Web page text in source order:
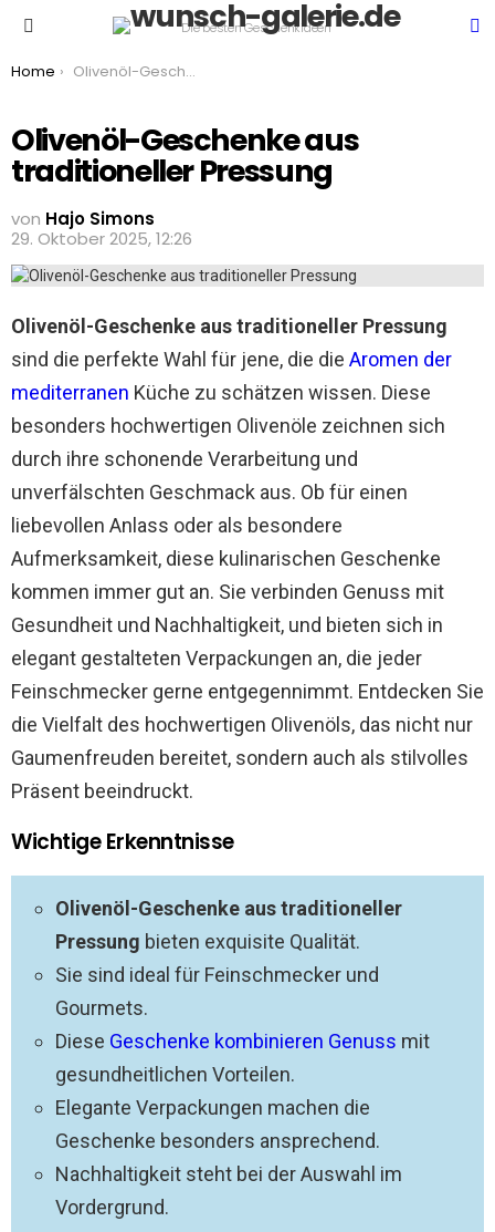
Die besten Geschenkideen
You are here:
Home Olivenöl-Geschenke aus traditioneller Pressung
Olivenöl-Geschenke aus
traditioneller Pressung
von Hajo Simons
29. Oktober 2025, 12:26
Olivenöl-Geschenke aus traditioneller Pressung
sind die perfekte Wahl für jene, die die Aromen der
mediterranen Küche zu schätzen wissen. Diese
besonders hochwertigen Olivenöle zeichnen sich
durch ihre schonende Verarbeitung und
unverfälschten Geschmack aus. Ob für einen
liebevollen Anlass oder als besondere
Aufmerksamkeit, diese kulinarischen Geschenke
kommen immer gut an. Sie verbinden Genuss mit
Gesundheit und Nachhaltigkeit, und bieten sich in
elegant gestalteten Verpackungen an, die jeder
Feinschmecker gerne entgegennimmt. Entdecken Sie
die Vielfalt des hochwertigen Olivenöls, das nicht nur
Gaumenfreuden bereitet, sondern auch als stilvolles
Präsent beeindruckt.
Wichtige Erkenntnisse
Olivenöl-Geschenke aus traditioneller
Pressung bieten exquisite Qualität.
Sie sind ideal für Feinschmecker und
Gourmets.
Diese Geschenke kombinieren Genuss mit
gesundheitlichen Vorteilen.
Elegante Verpackungen machen die
Geschenke besonders ansprechend.
Nachhaltigkeit steht bei der Auswahl im
Vordergrund.